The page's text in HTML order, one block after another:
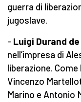
guerra di
jugoslave.
- Luigi Durand
nell’impresa di
liberazione.
Vincenzo
Marino e Antonio